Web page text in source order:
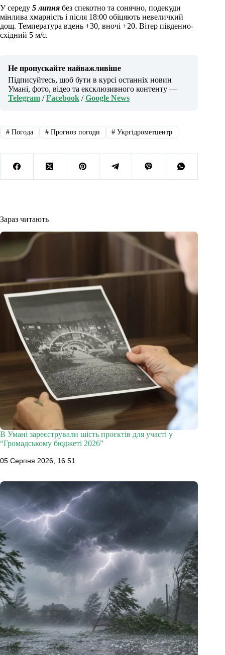
У середу 5 липня без спекотно та сонячно, подекуди
мінлива хмарність і після 18:00 обіцяють невеличкий
дощ. Температура вдень +30, вночі +20. Вітер південно-
східний 5 м/с.
Не пропускайте найважливіше
Підписуйтесь, щоб бути в курсі останніх новин
Умані, фото, відео та ексклюзивного контенту —
Telegram /Facebook /Google News
#Погода #Прогноз погоди # Укргідрометцентр
Зараз читають
В Умані зареєстрували шість проєктів для участі у
“Громадському бюджеті 2026”
05 Серпня 2026, 16:51